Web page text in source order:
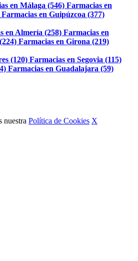
en Málaga (546) Farmacias en
Farmacias en Guipúzcoa (377)
en Almería (258) Farmacias en
Farmacias en Girona (219)
(120) Farmacias en Segovia (115)
Farmacias en Guadalajara (59)
nuestra Política de Cookies X